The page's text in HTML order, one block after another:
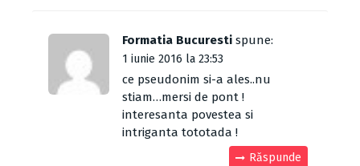
Formatia Bucuresti spune:
1 iunie 2016 la 23:53
ce pseudonim si-a ales..nu
stiam…mersi de pont !
interesanta povestea si
intriganta tototada !
Răspunde